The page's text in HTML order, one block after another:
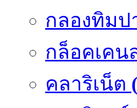
กลองทิมป
กล็อคเคน
คลาริเน็ต